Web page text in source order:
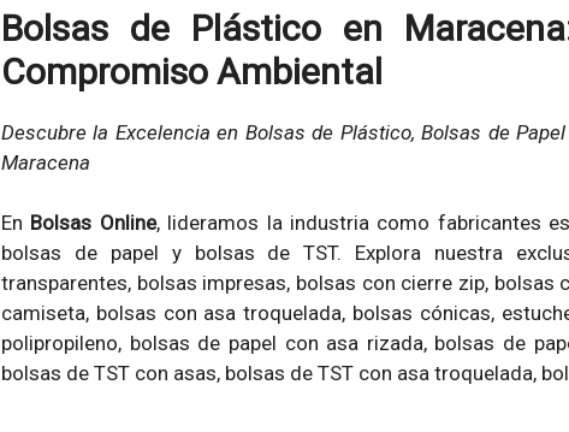
Bolsas de Plástico en
Compromiso Ambiental
Descubre la Excelencia en Bolsas de Plástico, Bolsas de
Maracena
En Bolsas Online, lideramos la industria como fabricantes
bolsas de papel y bolsas de TST. Explora nuestra
transparentes, bolsas impresas, bolsas con cierre zip, bolsas
camiseta, bolsas con asa troquelada, bolsas cónicas,
polipropileno, bolsas de papel con asa rizada, bolsas de
bolsas de TST con asas, bolsas de TST con asa troquelada,